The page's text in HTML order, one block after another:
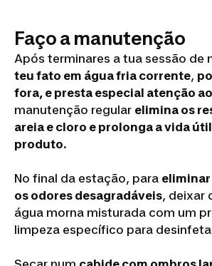
Faço a manutenção
Após terminares a tua sessão de
teu fato em água fria corrente,
fora, e presta especial atenção
manutenção regular elimina os
areia e cloro e prolonga a vida
produto.
No final da estação, para eliminar
os odores desagradáveis, deixar
água morna misturada com um
limpeza específico para